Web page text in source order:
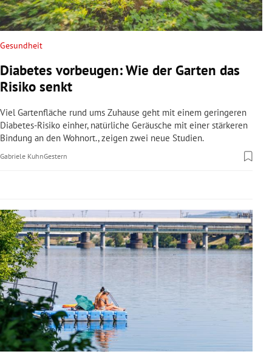
Untermenü
Untermenü
Untermenü
Untermenü
Untermenü
Untermenü
Untermenü
Gesundheit
Diabetes vorbeugen: Wie der Garten das
Risiko senkt
Viel Gartenfläche rund ums Zuhause geht mit einem geringeren
Diabetes-Risiko einher, natürliche Geräusche mit einer stärkeren
Bindung an den Wohnort., zeigen zwei neue Studien.
Gabriele KuhnGestern